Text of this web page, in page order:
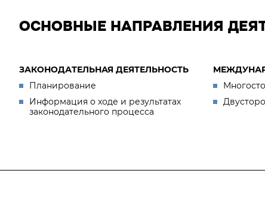
ОСНОВНЫЕ НАПРАВЛЕНИЯ
ЗАКОНОДАТЕЛЬНАЯ ДЕЯТЕЛЬНОСТЬ
Планирование
Информация о ходе и результатах
законодательного процесса